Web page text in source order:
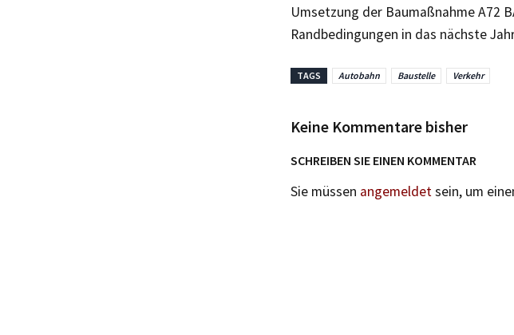
Umsetzung der Baumaßnahme A72
Randbedingungen in das nächste
TAGS Autobahn Baustelle Verkehr
Keine Kommentare bisher
SCHREIBEN SIE EINEN KOMMENTAR
Sie müssen angemeldetsein, um